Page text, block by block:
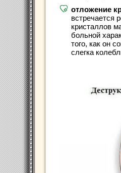
отложение
встречается
кристаллов
больной
того, как он
слегка